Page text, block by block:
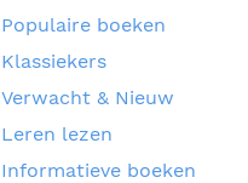
Populaire boeken
Klassiekers
Verwacht & Nieuw
Leren lezen
Informatieve boeken